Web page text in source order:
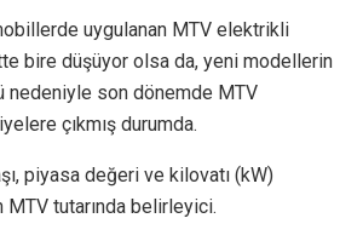
uygulanan MTV elektrikli
bire düşüyor olsa da, yeni modellerin
nedeniyle son dönemde MTV
çıkmış durumda.
piyasa değeri ve kilovatı (kW)
tutarında belirleyici.